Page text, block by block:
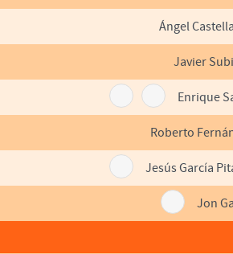
Ángel
Javier
Enrique
Roberto
Jesús García
Jon